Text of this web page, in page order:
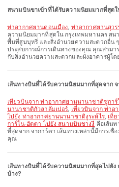
สนามบินขาเข้าที่ได้รับความนิยมมากที่สุด
ท่าอากาศยานดอนเมือง, ท่าอากาศยานสุว
ความนิยมมากที่สุดใน กรุงเทพมหานคร สน
พื้นที่สูบบุหรี่ และสิ่งอำนวยความสะดวกอื่น
ประสบการณ์การเดินทางของคุณ คุณสามา
กับสิ่งอำนวยความสะดวกและผังอาคารผู้โ
เส้นทางบินที่ได้รับความนิยมมากที่สุดจาก
เที่ยวบินจาก ท่าอากาศยานนานาชาติซูการ์โน-ฮัตตา ไปยัง ท่าอากาศยาน
นานาชาติกัวลาลัมเปอร์, เที่ยวบินจาก ท่าอ
ไปยัง ท่าอากาศยานนานาชาติงูระห์ไร, เที่
การ์โน-ฮัตตา ไปยัง สนามบินชางงี คือเส้น
ที่สุดจาก จาการ์ตา เส้นทางเหล่านี้มีการเชื่
คุณ
เส้นทางบินที่ได้รับความนิยมมากที่สุดไปยัง
บ้าง?